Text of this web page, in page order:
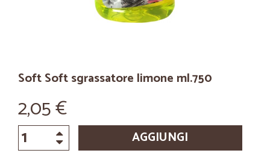
Soft Soft sgrassatore limone ml.750
2,05 €
AGGIUNGI